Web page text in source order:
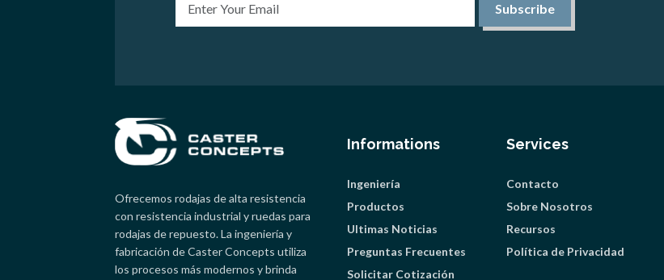
Subscribe
Ofrecemos rodajas de alta resistencia
con resistencia industrial y ruedas para
rodajas de repuesto. La ingeniería y
fabricación de Caster Concepts utiliza
los procesos más modernos y brinda
Informations
Ingeniería
Productos
Ultimas Noticias
Preguntas Frecuentes
Solicitar Cotización
Services
Contacto
Sobre Nosotros
Recursos
Política de Privacidad